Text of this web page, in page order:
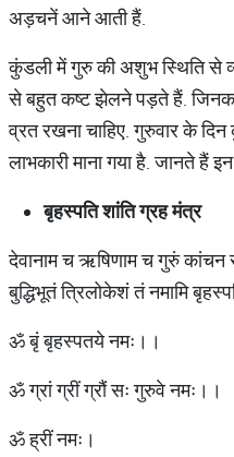
अड़चनें आने आती हैं.
कुंडली में गुरु की अशुभ स्थिति से
से बहुत कष्ट झेलने पड़ते हैं.
व्रत रखना चाहिए. गुरुवार के
लाभकारी माना गया है. जानते हैं
बृहस्पति शांति ग्रह मंत्र
देवानाम च ऋषिणाम च गुरुं कांचन
बुद्धिभूतं त्रिलोकेशं तं नमामि
ॐ बृं बृहस्पतये नमः।।
ॐ ग्रां ग्रीं ग्रौं सः गुरुवे नमः।।
ॐ ह्रीं नमः।